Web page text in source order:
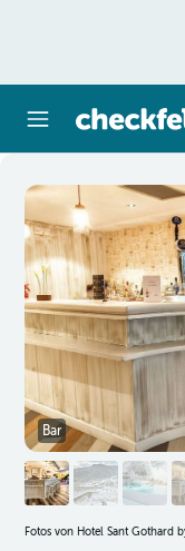
Bar
Fotos von Hotel Sant Gothard